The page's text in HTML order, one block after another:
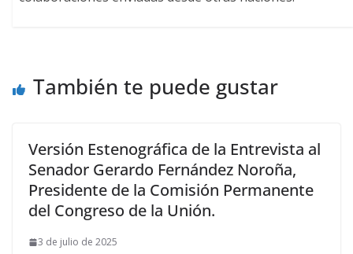
También te puede gustar
Versión Estenográfica de la Entrevista al
Senador Gerardo Fernández Noroña,
Presidente de la Comisión Permanente
del Congreso de la Unión.
3 de julio de 2025